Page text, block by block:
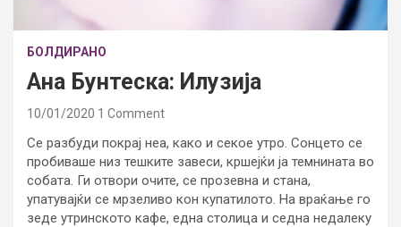
БОЛДИРАНО
Ана Бунтеска: Илузија
10/01/2020 1 Comment
Се разбуди покрај неа, како и секое утро. Сонцето се
пробиваше низ тешките завеси, кршејќи ја темнината во
собата. Ги отвори очите, се прозевна и стана,
упатувајќи се мрзеливо кон купатилото. На враќање го
зеде утринското кафе, една столица и седна недалеку